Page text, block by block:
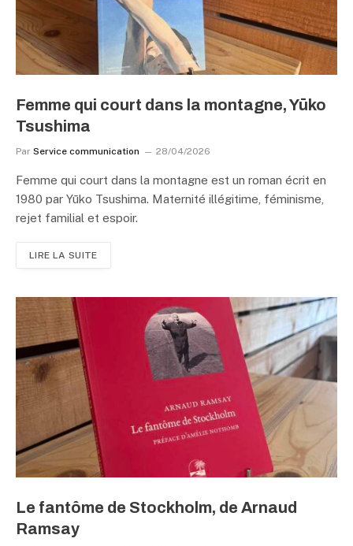
Femme qui court dans la montagne, Yūko
Tsushima
Par Service communication 28/04/2026
Femme qui court dans la montagne est un roman écrit en
1980 par Yūko Tsushima. Maternité illégitime, féminisme,
rejet familial et espoir.
LIRE LA SUITE
Le fantôme de Stockholm, de Arnaud
Ramsay